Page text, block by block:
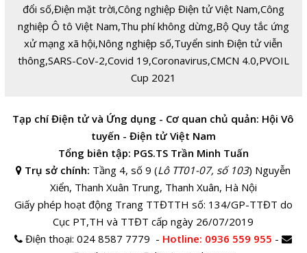
đổi số,Điện mặt trời,Công nghiệp Điện tử Việt Nam,Công
nghiệp Ô tô Việt Nam,Thu phí không dừng,Bộ Quy tắc ứng
xử mạng xã hội,Nông nghiệp số,Tuyển sinh Điện tử viễn
thông,SARS-CoV-2,Covid 19,Coronavirus,CMCN 4.0,PVOIL
Cup 2021
Tạp chí Điện tử và Ứng dụng - Cơ quan chủ quản: Hội Vô
tuyến - Điện tử Việt Nam
Tổng biên tập: PGS.TS Trần Minh Tuấn
Trụ sở chính: Tầng 4, số 9 (Lô TT01-07, số 103) Nguyễn
Xiển, Thanh Xuân Trung, Thanh Xuân, Hà Nội
Giấy phép hoạt động Trang TTĐTTH số: 134/GP-TTĐT do
Cục PT,TH và TTĐT cấp ngày 26/07/2019
Điện thoại:024 8587 7779 - Hotline: 0936 559 955 -